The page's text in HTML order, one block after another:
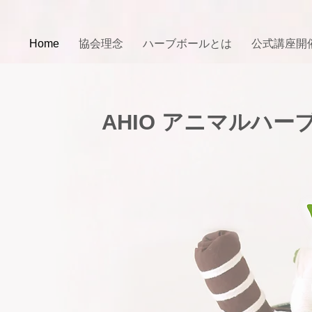
Home 協会理念 ハーブボールとは 公式講座開
AHIO アニマルハー